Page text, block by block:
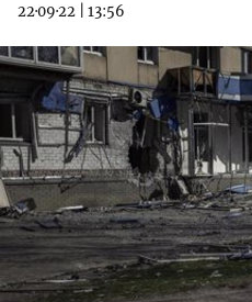
22·09·22
13:56